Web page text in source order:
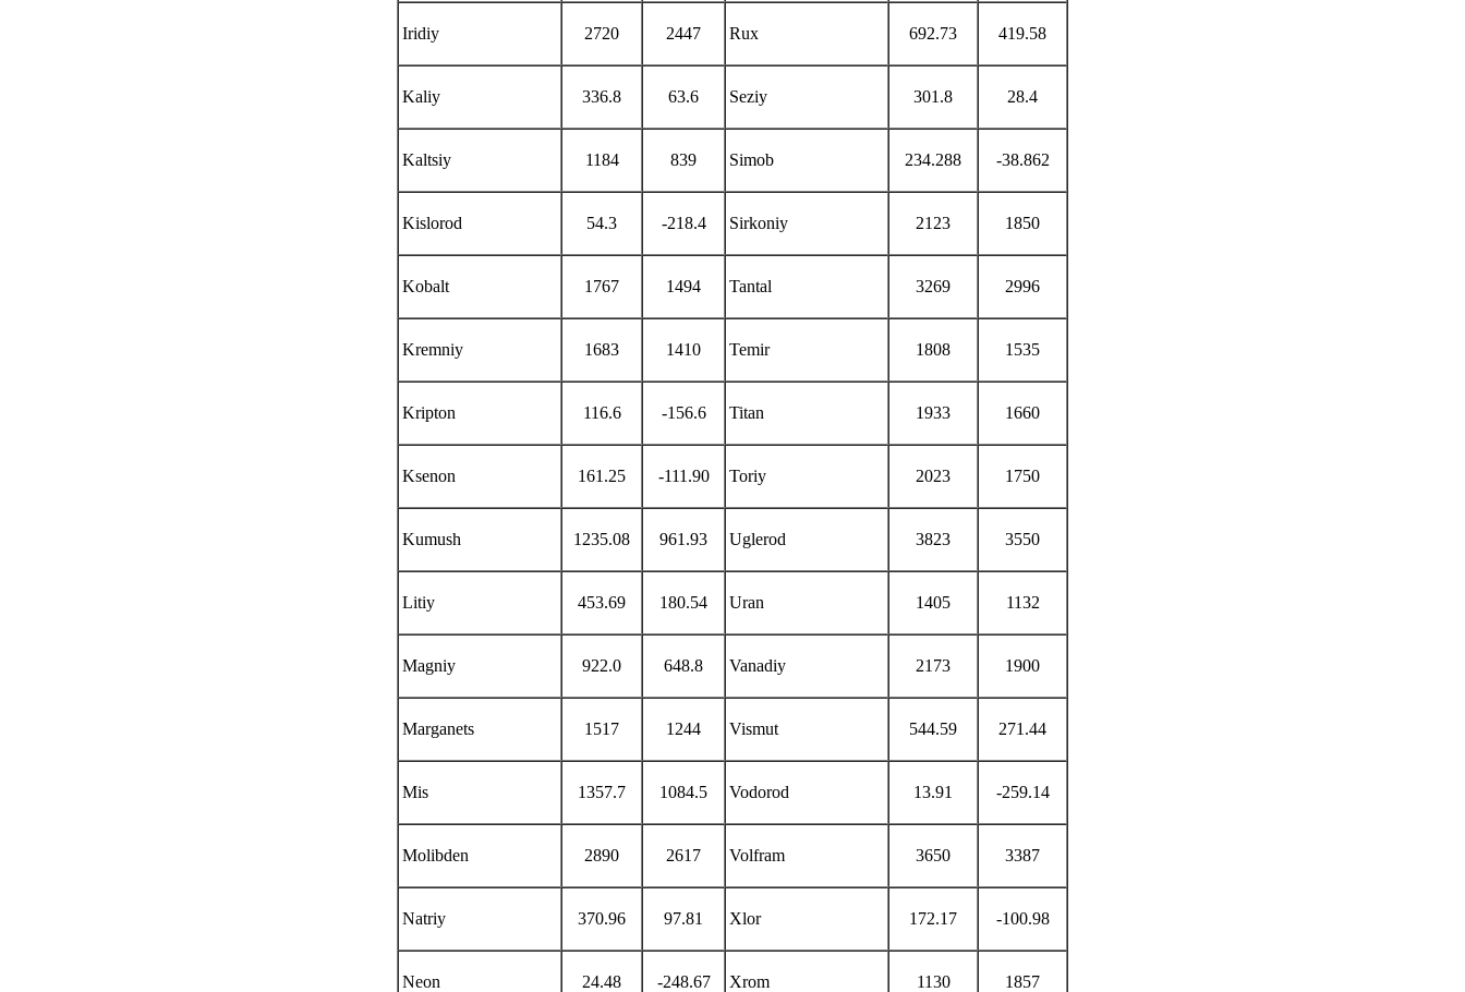
Iridiy 2720 2447 Rux 692.73 419.58
Kaliy 336.8 63.6 Seziy 301.8 28.4
Kaltsiy 1184 839 Simob 234.288 -38.862
Kislorod 54.3 -218.4 Sirkoniy 2123 1850
Kobalt 1767 1494 Tantal 3269 2996
Kremniy 1683 1410 Temir 1808 1535
Kripton 116.6 -156.6 Titan 1933 1660
Ksenon 161.25 -111.90 Toriy 2023 1750
Kumush 1235.08 961.93 Uglerod 3823 3550
Litiy 453.69 180.54 Uran 1405 1132
Magniy 922.0 648.8 Vanadiy 2173 1900
Marganets 1517 1244 Vismut 544.59 271.44
Mis 1357.7 1084.5 Vodorod 13.91 -259.14
Molibden 2890 2617 Volfram 3650 3387
Natriy 370.96 97.81 Xlor 172.17 -100.98
Neon 24.48 -248.67 Xrom 1130 1857